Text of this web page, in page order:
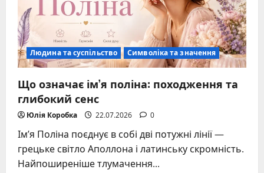
Людина та суспільство Символіка та значення
Що означає ім’я поліна: походження та
глибокий сенс
Юлія Коробка 22.07.2026 0
Ім’я Поліна поєднує в собі дві потужні лінії —
грецьке світло Аполлона і латинську скромність.
Найпоширеніше тлумачення...